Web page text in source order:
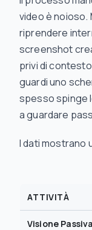
video è
riprendere
screenshot
privi di
guardi uno
spesso spinge
a guardare
I dati mostrano
ATTIVITÀ
Visione Passiva